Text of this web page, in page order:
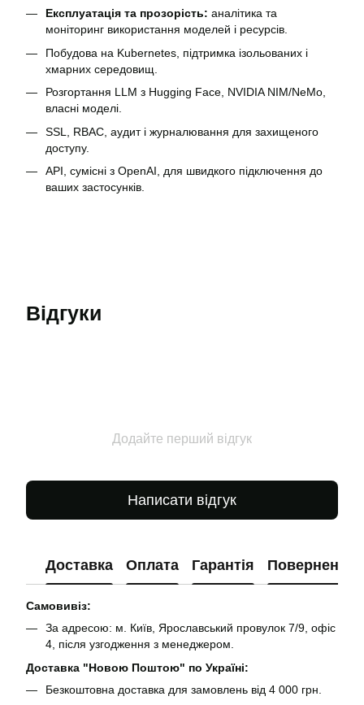
Експлуатація та прозорість: аналітика та
моніторинг використання моделей і ресурсів.
Побудова на Kubernetes, підтримка ізольованих і
хмарних середовищ.
Розгортання LLM з Hugging Face, NVIDIA NIM/NeMo,
власні моделі.
SSL, RBAC, аудит і журналювання для захищеного
доступу.
API, сумісні з OpenAI, для швидкого підключення до
ваших застосунків.
Відгуки
Додайте перший відгук
Написати відгук
Доставка Оплата Гарантія Повернення
Самовивіз:
За адресою: м. Київ, Ярославський провулок 7/9, офіс
4, після узгодження з менеджером.
Доставка "Новою Поштою" по Україні:
Безкоштовна доставка для замовлень від 4 000 грн.